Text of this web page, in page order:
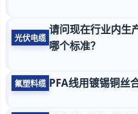
光伏电缆
请问现在行业内生
哪个标准？
氟塑料缆 PFA线用镀锡铜丝